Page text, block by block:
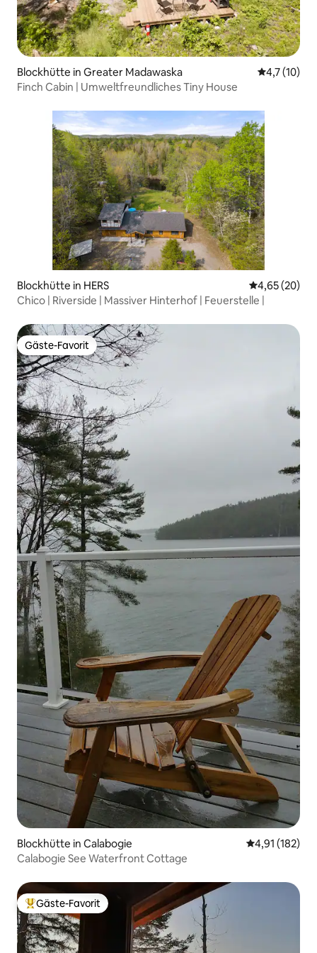
Blockhütte in Greater Madawaska
4,7 (10)
Finch Cabin | Umweltfreundliches Tiny House
Blockhütte in HERS
4,65 (20)
Chico | Riverside | Massiver Hinterhof | Feuerstelle |
Gäste-Favorit
Gäste-Favorit
Blockhütte in Calabogie
4,91 (182)
Calabogie See Waterfront Cottage
Beliebter Gäste-Favorit.
Gäste-Favorit